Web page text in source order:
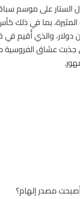
بما في ذلك
جذبت عشاقالفروسية
مصدر إلهام؟